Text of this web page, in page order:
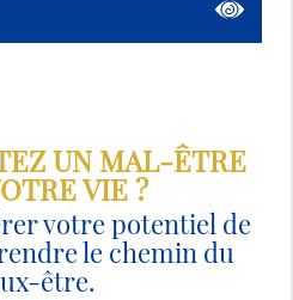
UN MAL-ÊTRE
VIE ?
votre potentiel de
le chemin du
être.